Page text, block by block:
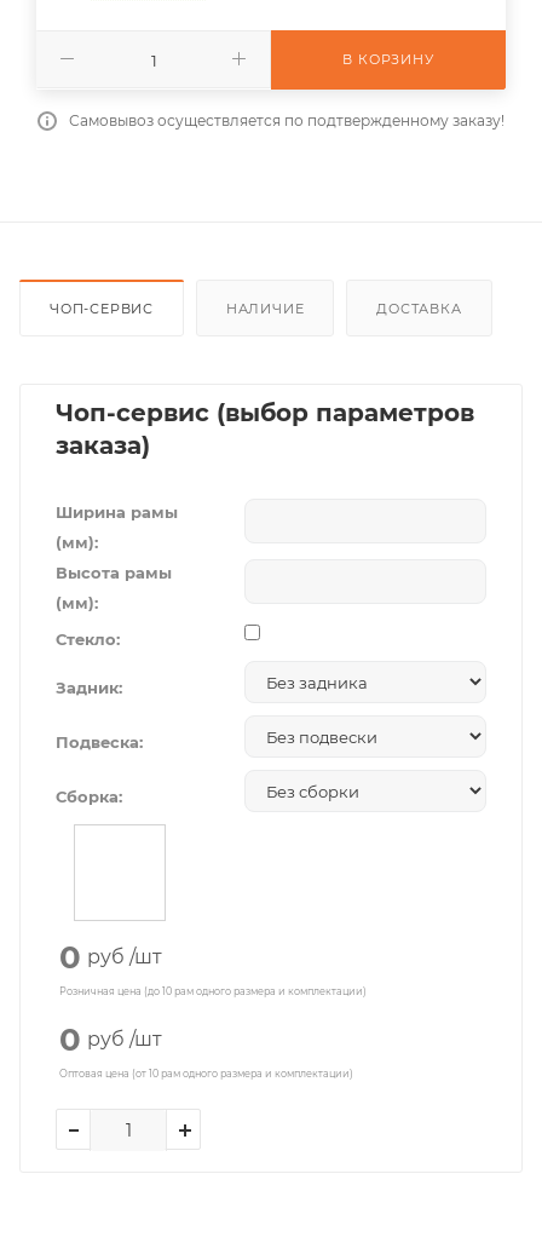
В КОРЗИНУ
Самовывоз осуществляется по подтвержденному заказу!
ЧОП-СЕРВИС НАЛИЧИЕ ДОСТАВКА
Чоп-сервис (выбор параметров
заказа)
Ширина рамы
(мм):
Высота рамы
(мм):
Стекло:
Задник:
Подвеска:
Сборка:
0 руб /шт
Розничная цена (до 10 рам одного размера и комплектации)
0 руб /шт
Оптовая цена (от 10 рам одного размера и комплектации)